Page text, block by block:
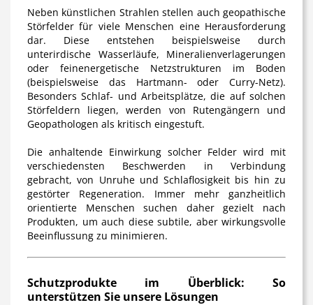
Neben künstlichen Strahlen stellen auch geopathische
Störfelder für viele Menschen eine Herausforderung
dar. Diese entstehen beispielsweise durch
unterirdische Wasserläufe, Mineralienverlagerungen
oder feinenergetische Netzstrukturen im Boden
(beispielsweise das Hartmann- oder Curry-Netz).
Besonders Schlaf- und Arbeitsplätze, die auf solchen
Störfeldern liegen, werden von Rutengängern und
Geopathologen als kritisch eingestuft.
Die anhaltende Einwirkung solcher Felder wird mit
verschiedensten Beschwerden in Verbindung
gebracht, von Unruhe und Schlaflosigkeit bis hin zu
gestörter Regeneration. Immer mehr ganzheitlich
orientierte Menschen suchen daher gezielt nach
Produkten, um auch diese subtile, aber wirkungsvolle
Beeinflussung zu minimieren.
Schutzprodukte im Überblick: So
unterstützen Sie unsere Lösungen